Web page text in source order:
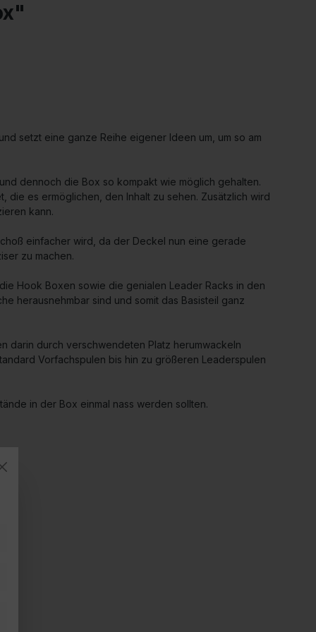
setzt eine ganze Reihe eigener Ideen um, um so am
dennoch die Box so kompakt wie möglich gehalten.
es ermöglichen, den Inhalt zu sehen. Zusätzlich wird
kann.
einfacher wird, da der Deckel nun eine gerade
zu machen.
Hook Boxen sowie die genialen Leader Racks in den
herausnehmbar sind und somit das Basisteil ganz
darin durch verschwendeten Platz herumwackeln
Vorfachspulen bis hin zu größeren Leaderspulen
in der Box einmal nass werden sollten.